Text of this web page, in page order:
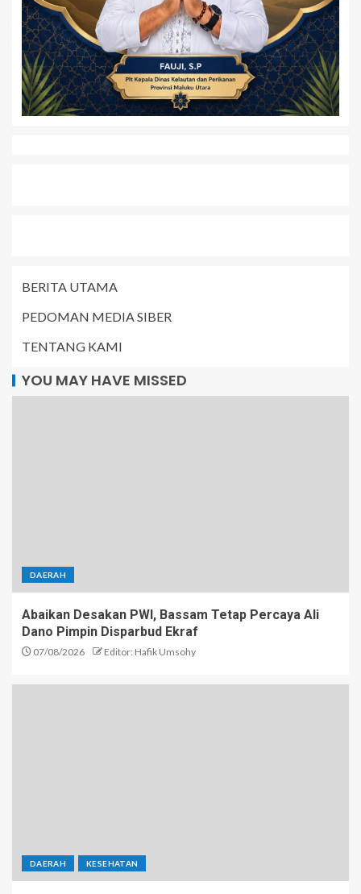
BERITA UTAMA
PEDOMAN MEDIA SIBER
TENTANG KAMI
YOU MAY HAVE MISSED
DAERAH
Abaikan Desakan PWI, Bassam Tetap Percaya Ali
Dano Pimpin Disparbud Ekraf
07/08/2026 Editor: Hafik Umsohy
DAERAH KESEHATAN